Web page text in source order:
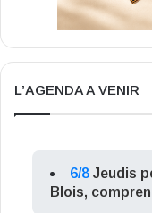
L’AGENDA A VENIR
6/8 Jeudis
Blois,